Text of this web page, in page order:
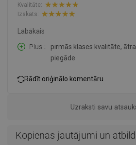
Kvalitāte:
Izskats:
Labākais
Plusi:
pirmās klases kvalitāte, ātra
piegāde
Rādīt oriģinālo komentāru
Uzraksti savu
Kopienas jautājumi un